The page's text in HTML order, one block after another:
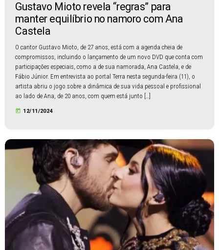
Gustavo Mioto revela “regras” para
manter equilíbrio no namoro com Ana
Castela
O cantor Gustavo Mioto, de 27 anos, está com a agenda cheia de
compromissos, incluindo o lançamento de um novo DVD que conta com
participações especiais, como a de sua namorada, Ana Castela, e de
Fábio Júnior. Em entrevista ao portal Terra nesta segunda-feira (11), o
artista abriu o jogo sobre a dinâmica de sua vida pessoal e profissional
ao lado de Ana, de 20 anos, com quem está junto […]
today 12/11/2024